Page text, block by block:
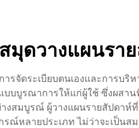
สมุดวางแผนรา
จัดระเบียบตนเองและการบ
บูรณาการให้แก่ผู้ใช้ ซึ่งผสา
สมบูรณ์ ผู้วางแผนรายสัปดาห์
ณ์หลายประเภท ไม่ว่าจะเป็น